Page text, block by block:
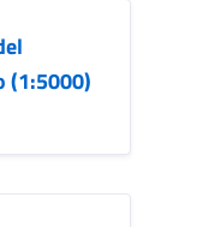
(1:5000)